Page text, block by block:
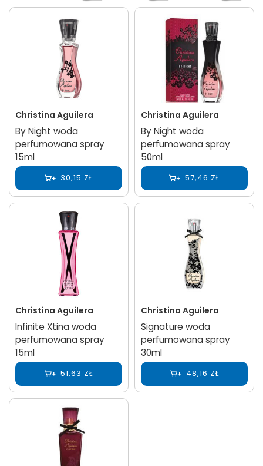
Christina Aguilera
By Night woda
perfumowana spray
15ml
30,15 ZŁ
Christina Aguilera
By Night woda
perfumowana spray
50ml
57,46 ZŁ
Christina Aguilera
Infinite Xtina woda
perfumowana spray
15ml
51,63 ZŁ
Christina Aguilera
Signature woda
perfumowana spray
30ml
48,16 ZŁ